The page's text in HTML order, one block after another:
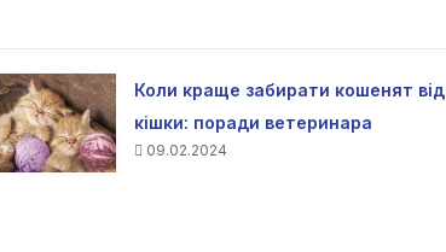
Коли краще забирати кошенят від
кішки: поради ветеринара
09.02.2024